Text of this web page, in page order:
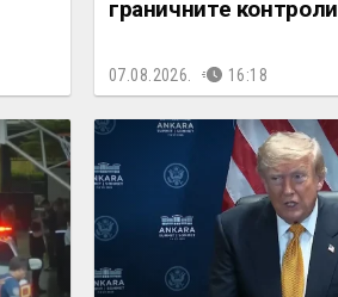
граничните контроли
07.08.2026. 16:18